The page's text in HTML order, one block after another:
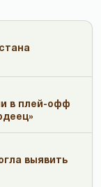
в плей-офф
выявить